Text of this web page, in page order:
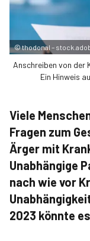
©thodonal –
Anschreiben von der
Ein Hinweis
Viele
Fragen zum
Ärger mit
Unabhängige
nach wie vor
2023 könnte